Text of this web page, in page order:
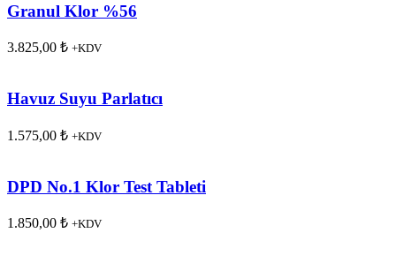
Granul Klor %56
3.825,00 ₺ +KDV
Havuz Suyu Parlatıcı
1.575,00 ₺ +KDV
DPD No.1 Klor Test Tableti
1.850,00 ₺ +KDV